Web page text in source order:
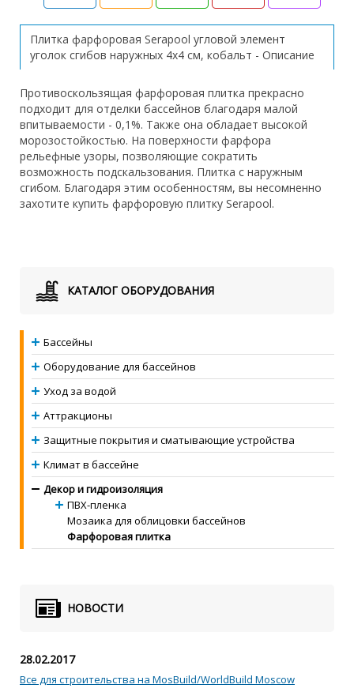
Плитка фарфоровая Serapool угловой элемент
уголок сгибов наружных 4х4 см, кобальт - Описание
Противоскользящая фарфоровая плитка прекрасно
подходит для отделки бассейнов благодаря малой
впитываемости - 0,1%. Также она обладает высокой
морозостойкостью. На поверхности фарфора
рельефные узоры, позволяющие сократить
возможность подскальзования. Плитка с наружным
сгибом. Благодаря этим особенностям, вы несомненно
захотите купить фарфоровую плитку Serapool.
КАТАЛОГ ОБОРУДОВАНИЯ
Бассейны
Оборудование для бассейнов
Уход за водой
Аттракционы
Защитные покрытия и сматывающие устройства
Климат в бассейне
Декор и гидроизоляция
ПВХ-пленка
Мозаика для облицовки бассейнов
Фарфоровая плитка
НОВОСТИ
28.02.2017
Все для строительства на MosBuild/WorldBuild Moscow